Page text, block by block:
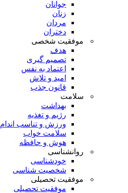
جوانان
زنان
مردان
دختران
موفقیت شخصی
هدف
تصمیم گیری
اعتماد به نفس
امید و تلاش
قانون جذب
سلامت
بهداشت
رژیم و تغذیه
ورزش و تناسب اندام
سلامت خواب
هوش و حافظه
روانشناسی
خودشناسی
شخصیت شناسی
موفقیت تحصیلی
موفقیت تحصیلی